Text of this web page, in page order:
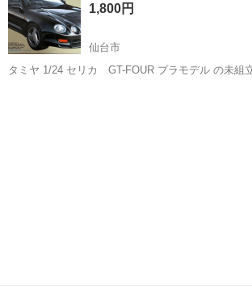
場のお仕事 ◇半導体製造設備...
1,800円
仙台市
タミヤ 1/24 セリカ GT-FOUR プラモデル の未組立プラモデルになり